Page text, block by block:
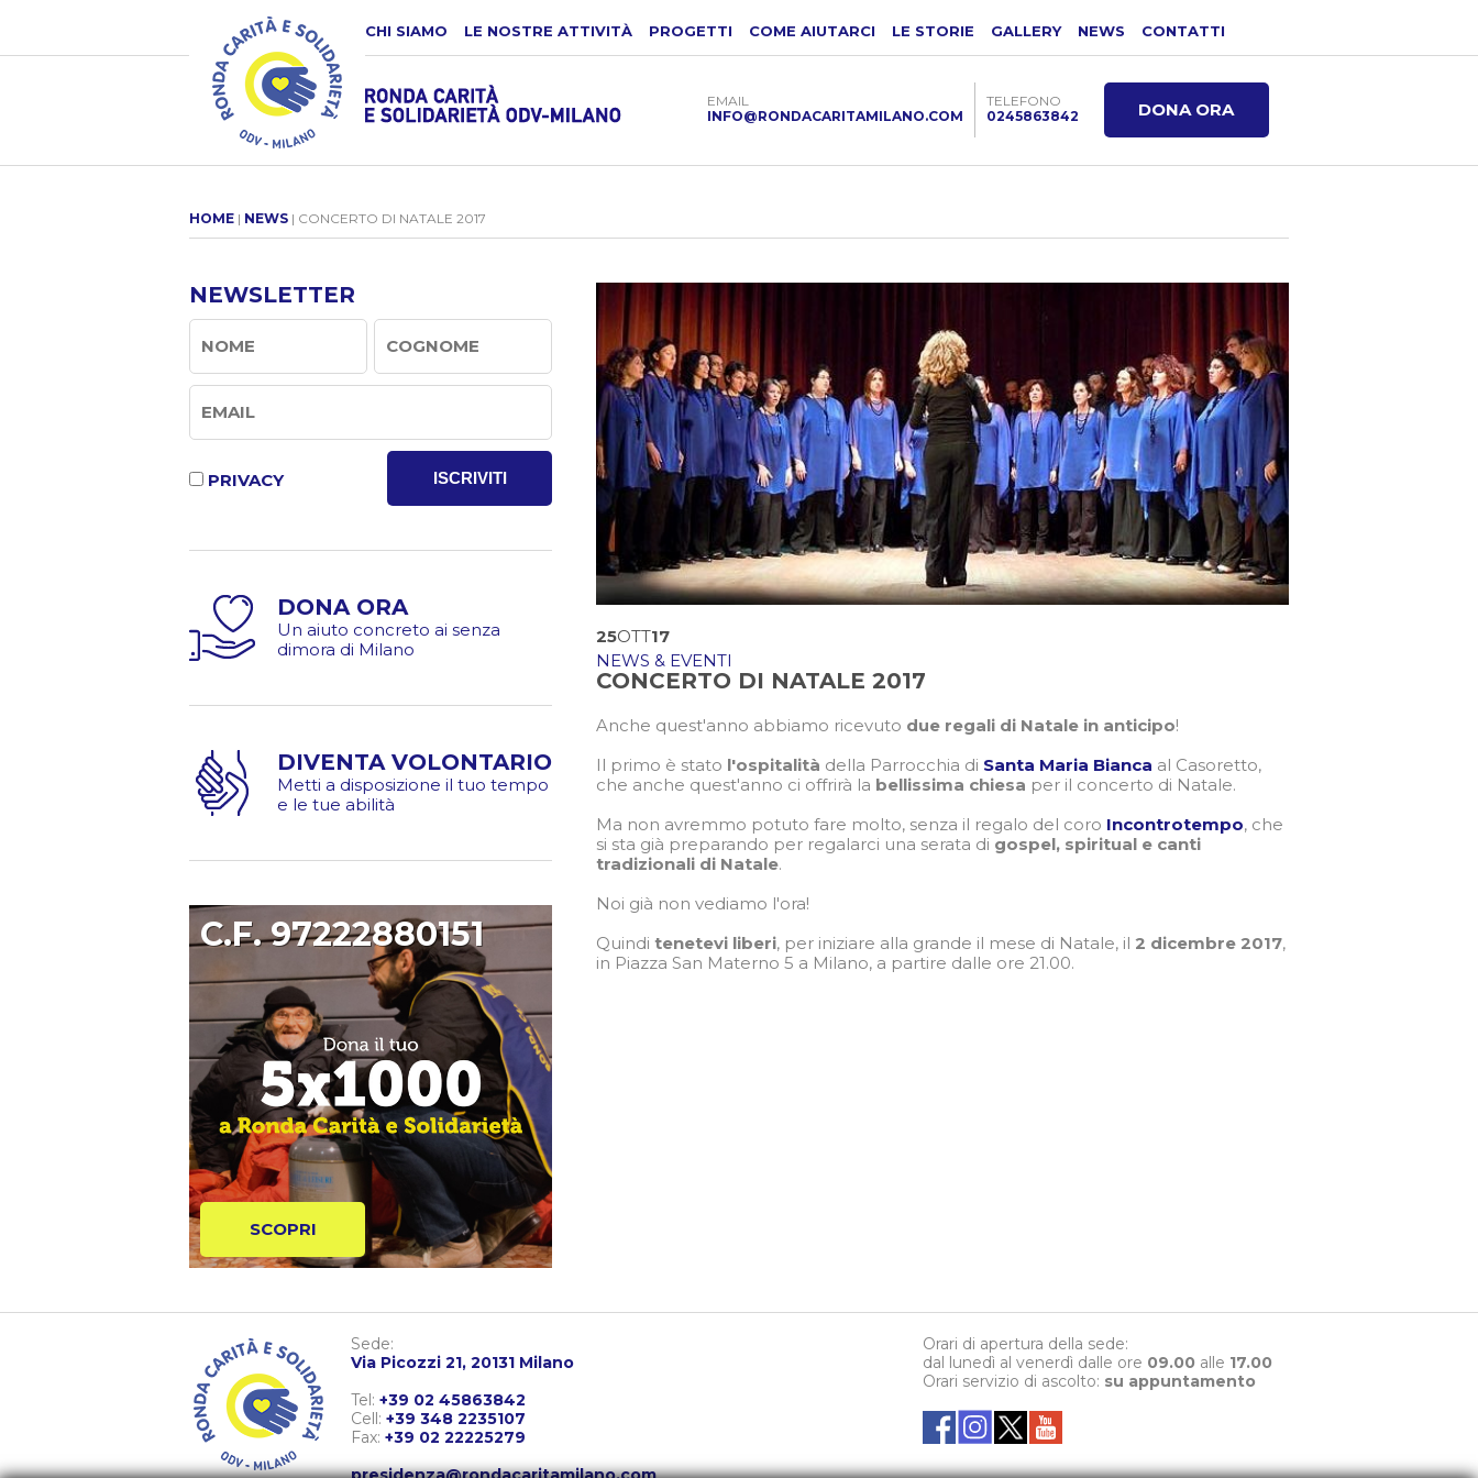
CHI SIAMO LE NOSTRE ATTIVITÀ PROGETTI COME AIUTARCI LE STORIE GALLERY NEWS CONTATTI
EMAIL
INFO@RONDACARITAMILANO.COM
TELEFONO
0245863842
DONA ORA
HOME | NEWS | CONCERTO DI NATALE 2017
NEWSLETTER
PRIVACY ISCRIVITI
DONA ORA
Un aiuto concreto ai senza
dimora di Milano
DIVENTA VOLONTARIO
Metti a disposizione il tuo tempo
e le tue abilità
C.F. 97222880151
SCOPRI
25OTT17
NEWS & EVENTI
CONCERTO DI NATALE 2017
Anche quest'anno abbiamo ricevuto due regali di Natale in anticipo!
Il primo è stato l'ospitalità della Parrocchia di Santa Maria Bianca al Casoretto,
che anche quest'anno ci offrirà la bellissima chiesa per il concerto di Natale.
Ma non avremmo potuto fare molto, senza il regalo del coro Incontrotempo, che
si sta già preparando per regalarci una serata di gospel, spiritual e canti
tradizionali di Natale.
Noi già non vediamo l'ora!
Quindi tenetevi liberi, per iniziare alla grande il mese di Natale, il 2 dicembre 2017,
in Piazza San Materno 5 a Milano, a partire dalle ore 21.00.
Sede:
Via Picozzi 21, 20131 Milano
Tel: +39 02 45863842
Cell: +39 348 2235107
Fax: +39 02 22225279
Orari di apertura della sede:
dal lunedì al venerdì dalle ore 09.00 alle 17.00
Orari servizio di ascolto: su appuntamento